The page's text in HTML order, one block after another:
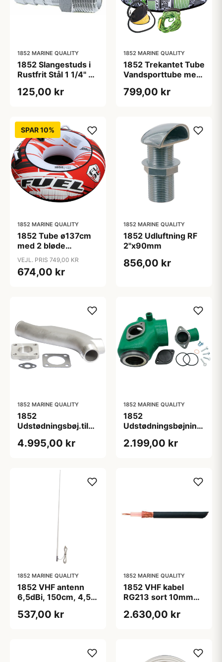
1852 MARINE QUALITY
1852 Slangestuds i
Rustfrit Stål 1 1/4" x
125,00 kr
1852 MARINE QUALITY
1852 Trekantet Tube
Vandsporttube med
799,00 kr
SPAR 10%
1852 MARINE QUALITY
1852 Tube ø137cm
med 2 bløde
håndtag & 420D
betræk
VEJL. PRIS 749,00 KR
674,00 kr
1852 MARINE QUALITY
1852 Udluftning RF
2"x90mm
856,00 kr
1852 MARINE QUALITY
1852
Udstødningsbøj.til
aisi 316, 833998
4.995,00 kr
1852 MARINE QUALITY
1852
Udstødningsbøjning
21684826
2.199,00 kr
1852 MARINE QUALITY
1852 VHF antenn
6,5dBi, 150cm, 4,5m
kontakt
537,00 kr
1852 MARINE QUALITY
1852 VHF kabel
RG213 sort 10mm
2.630,00 kr